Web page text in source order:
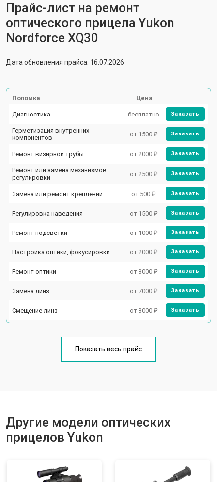
Прайс-лист на ремонт
оптического прицела Yukon
Nordforce XQ30
Дата обновления прайса: 16.07.2026
Поломка Цена
Диагностика бесплатно Заказать
Герметизация внутренних
компонентов
от 1500 ₽ Заказать
Ремонт визирной трубы от 2000 ₽ Заказать
Ремонт или замена механизмов
регулировки
от 2500 ₽ Заказать
Замена или ремонт креплений от 500 ₽ Заказать
Регулировка наведения от 1500 ₽ Заказать
Ремонт подсветки от 1000 ₽ Заказать
Настройка оптики, фокусировки от 2000 ₽ Заказать
Ремонт оптики от 3000 ₽ Заказать
Замена линз от 7000 ₽ Заказать
Смещение линз от 3000 ₽ Заказать
Показать весь прайс
Другие модели оптических
прицелов Yukon